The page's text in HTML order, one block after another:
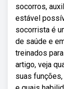
socorros,
estável
socorrista é
de saúde e
treinados
artigo, veja
suas